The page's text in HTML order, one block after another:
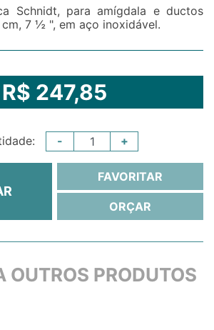
Schnidt, para amígdala e ductos
7 ½ ", em aço inoxidável.
R$ 247,85
- +
FAVORITAR
ORÇAR
OUTROS PRODUTOS